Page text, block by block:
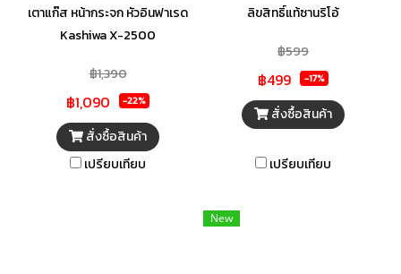
เตาแก๊ส หน้ากระจก หัวอินฟาเรด
Kashiwa X-2500
฿1,390
฿1,090 -22%
สั่งซื้อสินค้า
เปรียบเทียบ
ลิขสิทธิ์แท้ซานริโอ้
฿599
฿499 -17%
สั่งซื้อสินค้า
เปรียบเทียบ
New